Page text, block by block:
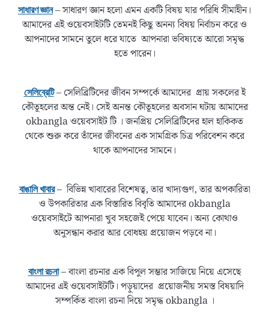
সাধারণ জ্ঞান– সাধারণ জ্ঞান হলো এমন একটি বিষয় যার পরিধি সীমাহীন।
আমাদের এই ওয়েবসাইটটি তেমনই কিছু অনন্য বিষয় নির্বাচন করে ও
আপনাদের সামনে তুলে ধরে যাতে আপনারা ভবিষ্যতে আরো সমৃদ্ধ
হতে পারেন।
সেলিব্রেটি– সেলিব্রিটিদের জীবন সম্পর্কে আমাদের প্রায় সকলের ই
কৌতূহলের অন্ত নেই। সেই অনন্ত কৌতূহলের অবসান ঘটায় আমাদের
okbangla ওয়েবসাইট টি । জনপ্রিয় সেলিব্রিটিদের হাল হাকিকত
থেকে শুরু করে তাঁদের জীবনের এক সামগ্রিক চিত্র পরিবেশন করে
থাকে আপনাদের সামনে।
বাঙালি খাবার– বিভিন্ন খাবারের বিশেষত্ব, তার খাদ্যগুণ, তার অপকারিতা
ও উপকারিতার এক বিস্তারিত বিবৃতি আমাদের okbangla
ওয়েবসাইটে আপনারা খুব সহজেই পেয়ে যাবেন। অন্য কোথাও
অনুসন্ধান করার আর বোধহয় প্রয়োজন পড়বে না।
বাংলা রচনা– বাংলা রচনার এক বিপুল সম্ভার সাজিয়ে নিয়ে এসেছে
আমাদের এই ওয়েবসাইটটি। পড়ুয়াদের প্রয়োজনীয় সমস্ত বিষয়াদি
সম্পর্কিত বাংলা রচনা দিয়ে সমৃদ্ধ okbangla ।